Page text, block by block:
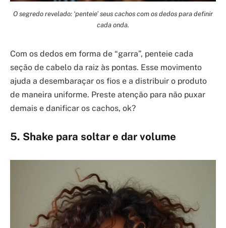
O segredo revelado: ‘penteie’ seus cachos com os dedos para definir
cada onda.
Com os dedos em forma de “garra”, penteie cada
seção de cabelo da raiz às pontas. Esse movimento
ajuda a desembaraçar os fios e a distribuir o produto
de maneira uniforme. Preste atenção para não puxar
demais e danificar os cachos, ok?
5. Shake para soltar e dar volume